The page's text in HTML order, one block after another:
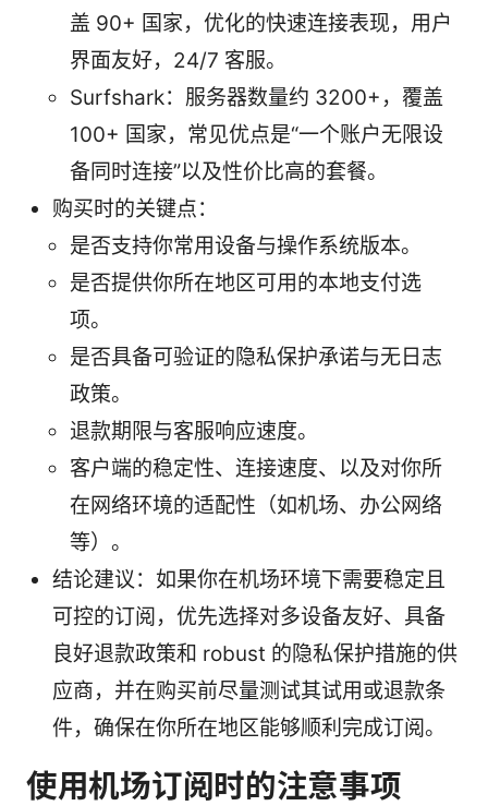
盖 90+ 国家，优化的快速连接表现，用户
界面友好，24/7 客服。
Surfshark：服务器数量约 3200+，覆盖
100+ 国家，常见优点是“一个账户无限设
备同时连接”以及性价比高的套餐。
购买时的关键点：
是否支持你常用设备与操作系统版本。
是否提供你所在地区可用的本地支付选
项。
是否具备可验证的隐私保护承诺与无日志
政策。
退款期限与客服响应速度。
客户端的稳定性、连接速度、以及对你所
在网络环境的适配性（如机场、办公网络
等）。
结论建议：如果你在机场环境下需要稳定且
可控的订阅，优先选择对多设备友好、具备
良好退款政策和 robust 的隐私保护措施的供
应商，并在购买前尽量测试其试用或退款条
件，确保在你所在地区能够顺利完成订阅。
使用机场订阅时的注意事项